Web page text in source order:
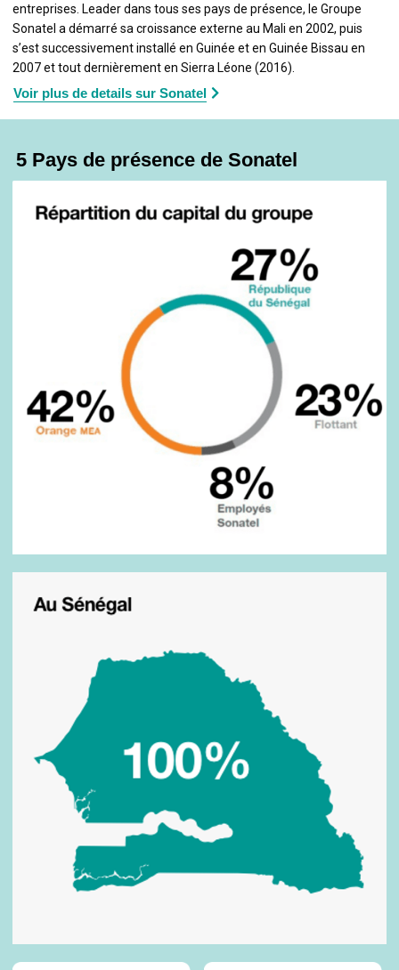
entreprises. Leader dans tous ses pays de présence, le Groupe
Sonatel a démarré sa croissance externe au Mali en 2002, puis
s’est successivement installé en Guinée et en Guinée Bissau en
2007 et tout dernièrement en Sierra Léone (2016).
Voir plus de details sur Sonatel
5 Pays de présence de Sonatel